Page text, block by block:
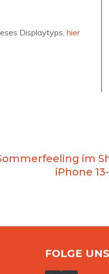
Displaytyps, hier
im
iPhone
FOLGE UNS